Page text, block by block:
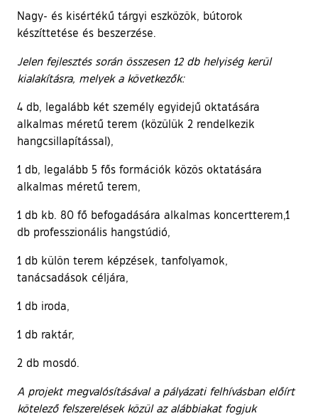
Nagy- és kisértékű tárgyi eszközök, bútorok
készíttetése és beszerzése.
Jelen fejlesztés során összesen 12 db helyiség kerül
kialakításra, melyek a következők:
4 db, legalább két személy egyidejű oktatására
alkalmas méretű terem (közülük 2 rendelkezik
hangcsillapítással),
1 db, legalább 5 fős formációk közös oktatására
alkalmas méretű terem,
1 db kb. 80 fő befogadására alkalmas koncertterem,1
db professzionális hangstúdió,
1 db külön terem képzések, tanfolyamok,
tanácsadások céljára,
1 db iroda,
1 db raktár,
2 db mosdó.
A projekt megvalósításával a pályázati felhívásban előírt
kötelező felszerelések közül az alábbiakat fogjuk